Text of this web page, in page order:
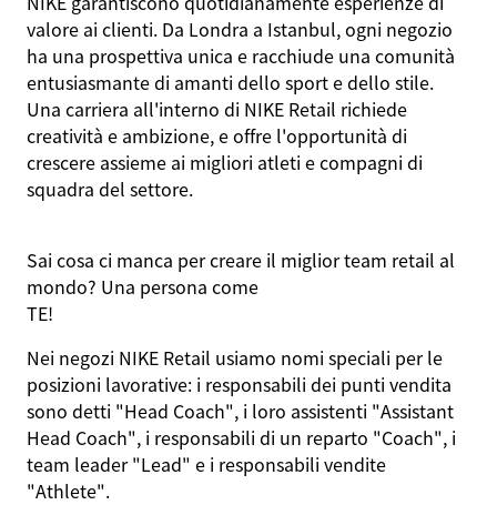
valore ai clienti. Da Londra a Istanbul, ogni negozio
ha una prospettiva unica e racchiude una comunità
entusiasmante di amanti dello sport e dello stile.
Una carriera all'interno di NIKE Retail richiede
creatività e ambizione, e offre l'opportunità di
crescere assieme ai migliori atleti e compagni di
squadra del settore.
Sai cosa ci manca per creare il miglior team retail al
mondo? Una persona come
TE!
Nei negozi NIKE Retail usiamo nomi speciali per le
posizioni lavorative: i responsabili dei punti vendita
sono detti "Head Coach", i loro assistenti "Assistant
Head Coach", i responsabili di un reparto "Coach", i
team leader "Lead" e i responsabili vendite
"Athlete".